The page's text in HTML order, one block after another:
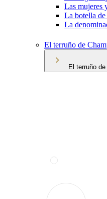
Las mujeres
La botella
La
El terruño de
El terruño